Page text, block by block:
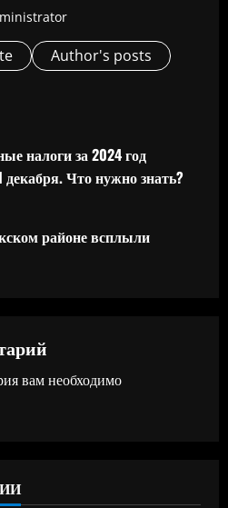
Author's posts
налоги за 2024 год
декабря. Что нужно знать?
районе всплыли
вам необходимо